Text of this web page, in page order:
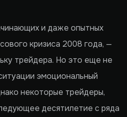
и даже опытных
кризиса 2008 года, —
трейдера. Но это еще не
эмоциональный
некоторые трейдеры,
десятилетие с ряда